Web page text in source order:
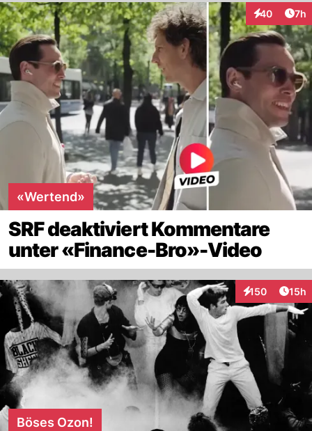
40
Interaktionen
7h
«Wertend»
SRF deaktiviert Kommentare
unter «Finance-Bro»-Video
150
Interaktionen
15h
Böses Ozon!